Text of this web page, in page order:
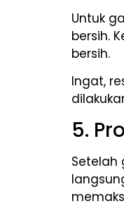
Untuk
bersih.
bersih.
Ingat,
5.
Setelah